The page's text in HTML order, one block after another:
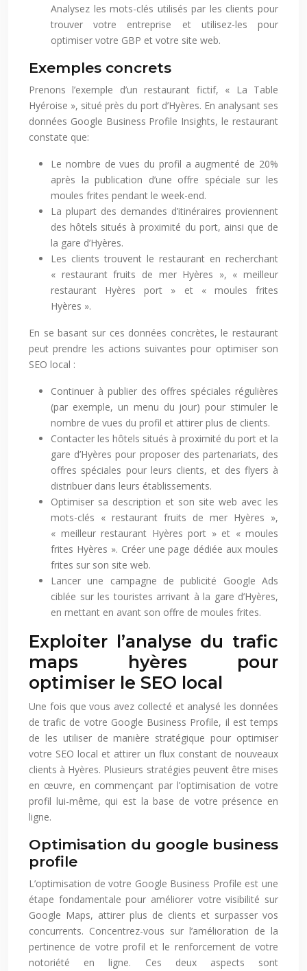
Analysez les mots-clés utilisés par les clients pour
trouver votre entreprise et utilisez-les pour
optimiser votre GBP et votre site web.
Exemples concrets
Prenons l’exemple d’un restaurant fictif, « La Table
Hyéroise », situé près du port d’Hyères. En analysant ses
données Google Business Profile Insights, le restaurant
constate que:
Le nombre de vues du profil a augmenté de 20%
après la publication d’une offre spéciale sur les
moules frites pendant le week-end.
La plupart des demandes d’itinéraires proviennent
des hôtels situés à proximité du port, ainsi que de
la gare d’Hyères.
Les clients trouvent le restaurant en recherchant
« restaurant fruits de mer Hyères », « meilleur
restaurant Hyères port » et « moules frites
Hyères ».
En se basant sur ces données concrètes, le restaurant
peut prendre les actions suivantes pour optimiser son
SEO local :
Continuer à publier des offres spéciales régulières
(par exemple, un menu du jour) pour stimuler le
nombre de vues du profil et attirer plus de clients.
Contacter les hôtels situés à proximité du port et la
gare d’Hyères pour proposer des partenariats, des
offres spéciales pour leurs clients, et des flyers à
distribuer dans leurs établissements.
Optimiser sa description et son site web avec les
mots-clés « restaurant fruits de mer Hyères »,
« meilleur restaurant Hyères port » et « moules
frites Hyères ». Créer une page dédiée aux moules
frites sur son site web.
Lancer une campagne de publicité Google Ads
ciblée sur les touristes arrivant à la gare d’Hyères,
en mettant en avant son offre de moules frites.
Exploiter l’analyse du trafic
maps hyères pour
optimiser le SEO local
Une fois que vous avez collecté et analysé les données
de trafic de votre Google Business Profile, il est temps
de les utiliser de manière stratégique pour optimiser
votre SEO local et attirer un flux constant de nouveaux
clients à Hyères. Plusieurs stratégies peuvent être mises
en œuvre, en commençant par l’optimisation de votre
profil lui-même, qui est la base de votre présence en
ligne.
Optimisation du google business
profile
L’optimisation de votre Google Business Profile est une
étape fondamentale pour améliorer votre visibilité sur
Google Maps, attirer plus de clients et surpasser vos
concurrents. Concentrez-vous sur l’amélioration de la
pertinence de votre profil et le renforcement de votre
notoriété en ligne. Ces deux aspects sont